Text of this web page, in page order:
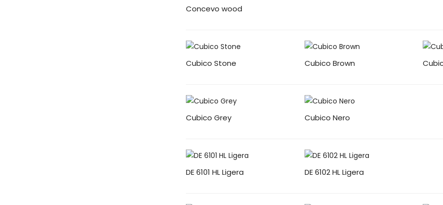
Concevo wood
Cubico Stone Cubico Brown
Cubico Grey Cubico Nero
DE 6101 HL Ligera DE 6102 HL Ligera